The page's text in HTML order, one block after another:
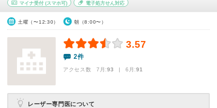
マイナ受付 (スマホ可) 電子処方せん対応
土曜（〜12:30） 朝（8:00〜）
3.57
2件
アクセス数 7月:93 | 6月:91
レーザー専門医について